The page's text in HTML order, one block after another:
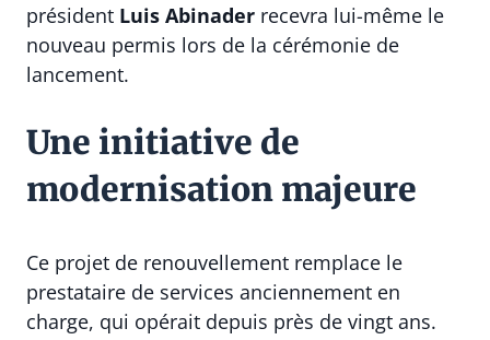
président Luis Abinader recevra lui-même le
nouveau permis lors de la cérémonie de
lancement.
Une initiative de
modernisation majeure
Ce projet de renouvellement remplace le
prestataire de services anciennement en
charge, qui opérait depuis près de vingt ans.